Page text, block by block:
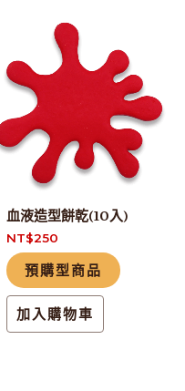
血液造型餅乾(10入)
NT$250
預購型商品
加入購物車